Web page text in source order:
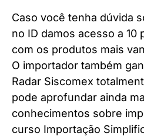
Caso você tenha dúvida
no ID damos acesso a 10
com os produtos mais
O importador também
Radar Siscomex
pode aprofundar ainda
conhecimentos sobre
curso Importação